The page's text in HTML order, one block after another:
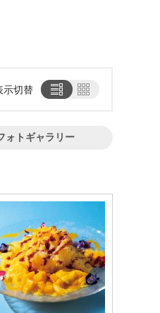
示切替
ォトギャラリー